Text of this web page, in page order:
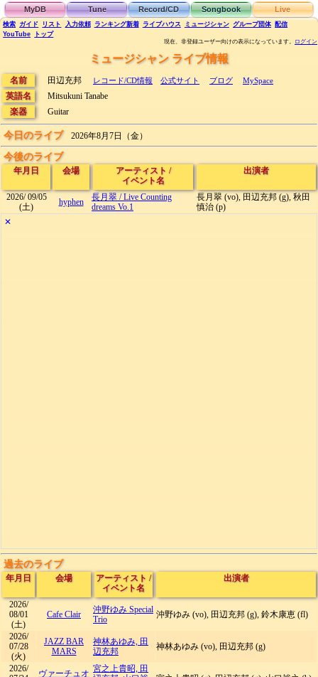
MyDB Tune Record/CD Songbook Live
検索 ガイド リスト 入力依頼 ランキング新着 ライブハウス ミュージシャン グループ団体 配信
YouTube
トップ
現在、非登録ユーザー向けの表示になっています。 ログイン
ミュージシャン ライブ情報
名前 田辺充邦 レコード/CD情報 公式サイト ブログ MySpace
英語名
Mitsukuni Tanabe
楽器
Guitar
今日のライブ 2026年8月7日（金）
今後のライブ
年月日 会場 アーティスト /
イベント名
出演者
2026/09/05
(土)
hyphen 長月翠 /Live Counting
dreams Vo.1
長月翠 (vo), 田辺充邦 (g), 秋田
慎治 (p)
✕
過去のライブ
年月日 会場 アーティスト /
イベント名
出演者
2026/
08/01
(土)
Cafe Clair
沖野ゆみ Special
Trio
沖野ゆみ (vo), 田辺充邦 (g), 鈴木康恵 (fl)
2026/
07/28
(火)
JAZZ BAR
MARS
神林あゆみ, 田
辺充邦
神林あゆみ (vo), 田辺充邦 (g)
2026/
ヴァーチュオ 宮之上貴昭, 田